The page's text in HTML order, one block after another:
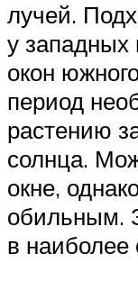
лучей.
у западных
окон
период
растению
солнца.
окне,
обильным.
в